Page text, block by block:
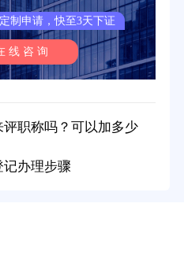
制申请，快至3天下证
线 咨 询
职称吗？可以加多少
办理步骤